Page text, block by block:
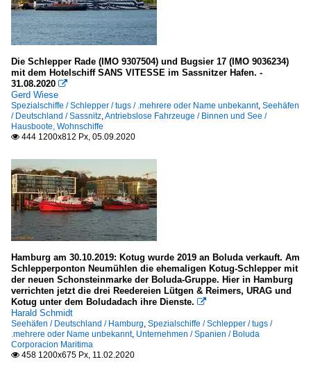
Offshore-Versorgungs- und Hilfsschiffe
F
Passagier- und RoRo-Frachtschiffe (Fahrzeugfähren)
S
Ro-Ro Frachtschiffe
A
O
Stückgut- und Mehrzweckfrachter / general cargo
C
L
O
S
T
Tankschiffe
E
Die Schlepper Rade (IMO 9307504) und Bugsier 17 (IMO 9036234)
mit dem Hotelschiff SANS VITESSE im Sassnitzer Hafen. -
31.08.2020 
Gerd Wiese
Spezialschiffe / Schlepper / tugs / .mehrere oder Name unbekannt, Seehäfen
/ Deutschland / Sassnitz,Antriebslose Fahrzeuge / Binnen und See /
Hausboote, Wohnschiffe
 444 1200x812 Px, 05.09.2020
Hamburg am 30.10.2019: Kotug wurde 2019 an Boluda verkauft. Am
Schlepperponton Neumühlen die ehemaligen Kotug-Schlepper mit
der neuen Schonsteinmarke der Boluda-Gruppe. Hier in Hamburg
verrichten jetzt die drei Reedereien Lütgen & Reimers, URAG und
Kotug unter dem Boludadach ihre Dienste. 
Harald Schmidt
Seehäfen / Deutschland / Hamburg, Spezialschiffe / Schlepper / tugs /
.mehrere oder Name unbekannt, Unternehmen / Spanien / Boluda
Corporacion Maritima
 458 1200x675 Px, 11.02.2020